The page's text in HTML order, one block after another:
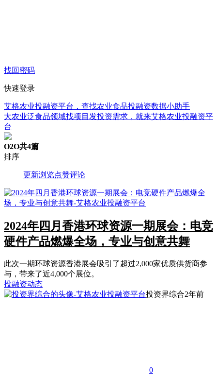
找回密码
快速登录
艾格农业投融资平台，查找农业食品投融资数据小助手
大农业泛食品领域找项目发投资需求，就来艾格农业投融资平
台
O2O共4篇
排序
更新浏览点赞评论
2024年四月香港环球资源一期展会：电竞
硬件产品燃爆全场，专业与创意共舞
此次一期环球资源香港展会吸引了超过2,000家优质供货商参
与，带来了近4,000个展位。
投融资动态
投资界综合2年前
0